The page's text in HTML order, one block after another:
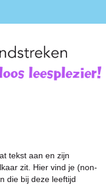
tekst aan en zijn
zit. Hier vind je (non-
die bij deze leeftijd